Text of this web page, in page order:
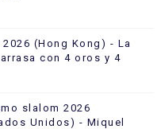
(Hong Kong) - La
con 4 oros y 4
slalom 2026
Unidos) - Miquel